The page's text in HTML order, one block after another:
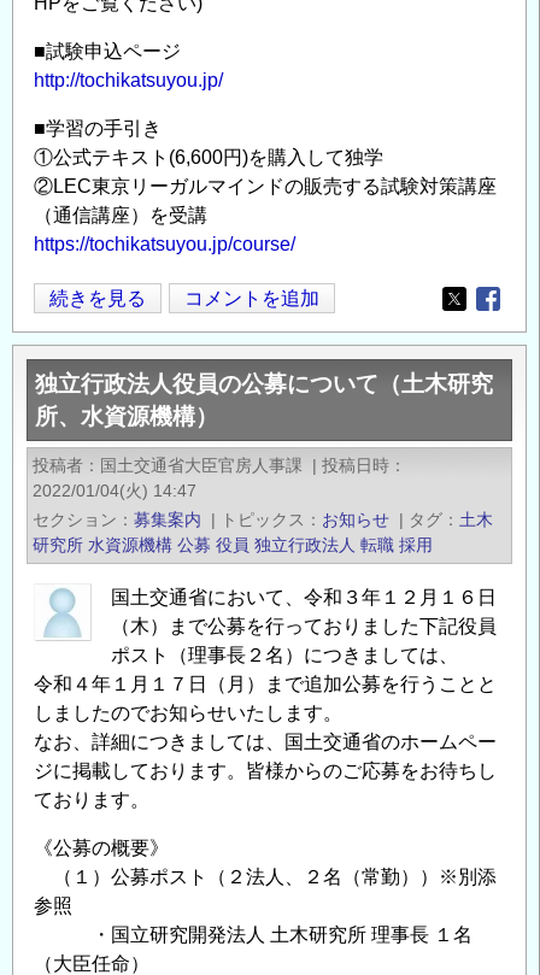
■試験申込ページ
http://tochikatsuyou.jp/
■学習の手引き
①公式テキスト(6,600円)を購入して独学
②LEC東京リーガルマインドの販売する試験対策講座
（通信講座）を受講
https://tochikatsuyou.jp/course/
土
地
活
用
プ
ラ
ン
ナ
ー
認
定
試
験
の
ご
案
内
の
続きを見る コメントを追加
Opens in
独立行政法人役員の公募について（土木研究
所、水資源機構）
投稿者 国土交通省大臣官房人事課 | 投稿日時
2022/01/04(火) 14:47
セクション
募集案内 | トピックス お知らせ | タグ
土木
研究所 水資源機構 公募 役員 独立行政法人 転職 採用
国土交通省において、令和３年１２月１６日
（木）まで公募を行っておりました下記役員
ポスト（理事長２名）につきましては、
令和４年１月１７日（月）まで追加公募を行うことと
しましたのでお知らせいたします。
なお、詳細につきましては、国土交通省のホームペー
ジに掲載しております。皆様からのご応募をお待ちし
ております。
《公募の概要》
（１）公募ポスト（２法人、２名（常勤））※別添
参照
・国立研究開発法人 土木研究所 理事長 １名
（大臣任命）